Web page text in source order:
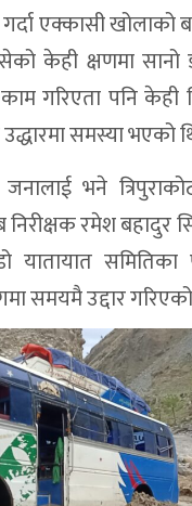
एक्कासी खोलाको
केही क्षणमा सानो
गरिएता पनि
समस्या भएको
भने
निरीक्षक रमेश
यातायात समितिका
समयमै उद्दार